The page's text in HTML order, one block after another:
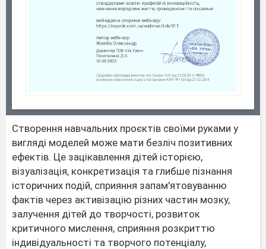
Створення навчальних проєктів своїми руками у
вигляді моделей може мати безліч позитивних
ефектів. Це зацікавлення дітей історією,
візуалізація, конкретизація та глибше пізнання
історичних подій, сприяння запам'ятовуванню
фактів через активізацію різних частин мозку,
залучення дітей до творчості, розвиток
критичного мислення, сприяння розкриттю
індивідуальності та творчого потенціалу,